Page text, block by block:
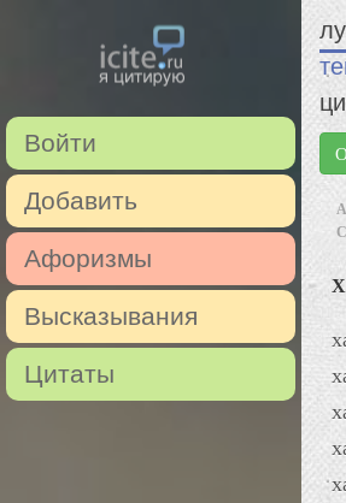
Войти
Добавить
Афоризмы
Высказывания
Цитаты
А
С
Х